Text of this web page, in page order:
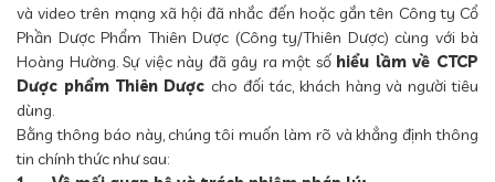
và video trên mạng xã hội đã nhắc đến hoặc gắn tên Công ty Cổ
Phần Dược Phẩm Thiên Dược (Công ty/Thiên Dược) cùng với bà
Hoàng Hường. Sự việc này đã gây ra một số hiểu lầm về CTCP
Dược phẩm Thiên Dược cho đối tác, khách hàng và người tiêu
dùng.
Bằng thông báo này, chúng tôi muốn làm rõ và khẳng định thông
tin chính thức như sau: